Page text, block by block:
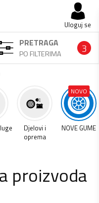
Uloguj se
PRETRAGA
PO FILTERIMA 3
Djelovi i
oprema
NOVO
NOVE GUME
proizvoda